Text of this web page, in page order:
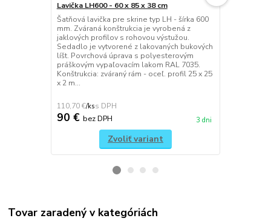
Lavička LH600 - 60 x 85 x 38 cm
Šatňová lavička pre skrine typ LH - šírka 600
mm. Zváraná konštrukcia je vyrobená z
jaklových profilov s rohovou výstužou.
Sedadlo je vytvorené z lakovaných bukových
líšt. Povrchová úprava s polyesterovým
práškovým vypaľovacím lakom RAL 7035.
Konštrukcia: zváraný rám - oceľ. profil 25 x 25
x 2 m...
110,70 €/ks
90 € bez DPH 3 dni
Zvoliť variant
Šatňová
Tovar zaradený v kategóriách